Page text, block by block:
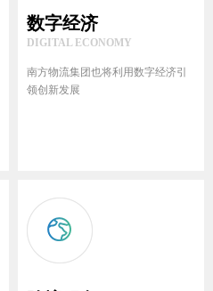
数字经济
DIGITAL ECONOMY
南方物流集团也将利用数字经济引
领创新发展